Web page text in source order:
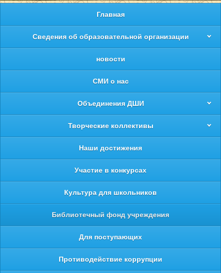
Главная
Сведения об образовательной организации
новости
СМИ о нас
Объединения ДШИ
Творческие коллективы
Наши достижения
Участие в конкурсах
Культура для школьников
Библиотечный фонд учреждения
Для поступающих
Противодействие коррупции